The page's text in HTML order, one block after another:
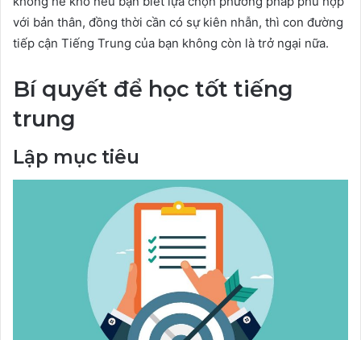
với bản thân, đồng thời cần có sự kiên nhẫn, thì con đường
tiếp cận Tiếng Trung của bạn không còn là trở ngại nữa.
Bí quyết để học tốt tiếng
trung
Lập mục tiêu